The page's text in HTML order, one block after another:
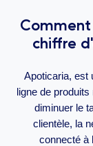
chiffre
Apoticaria, est
ligne de
diminuer le
clientèle, la
connecté à